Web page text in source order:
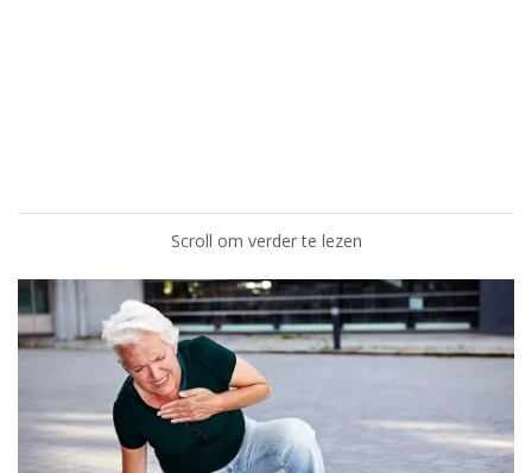
Scroll om verder te lezen